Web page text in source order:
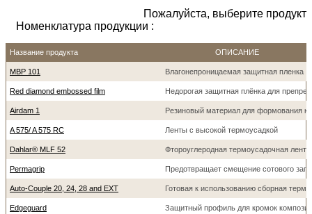
Пожалуйста, выберите продукт
Номенклатура продукции :
Название продукта ОПИСАНИЕ
MBP 101 Влагонепроницаемая защитная пленка
Red diamond embossed film Недорогая защитная плёнка для
Airdam 1 Резиновый материал для формования
A 575/ A 575 RC Ленты с высокой термоусадкой
Dahlar® MLF 52 Фтороуглеродная термоусадочная лента
Permagrip Предотвращает смещение сотового
Auto-Couple 20, 24, 28 and EXT Готовая к использованию сборная
Edgeguard Защитный профиль для кромок